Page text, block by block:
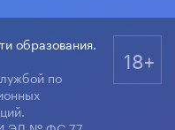
образования.
по
18+